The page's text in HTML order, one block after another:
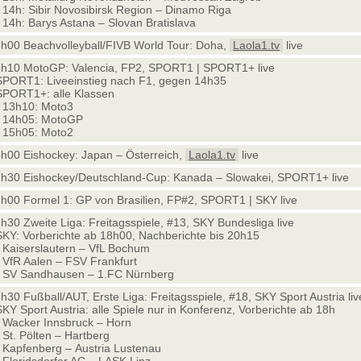
Sibir Novosibirsk Region – Dinamo Riga
Barys Astana – Slovan Bratislava
Beachvolleyball/FIVB World Tour: Doha,
Laola1.tv live
MotoGP: Valencia, FP2, SPORT1 | SPORT1+ live
Liveeinstieg nach F1, gegen 14h35
alle Klassen
Moto3
MotoGP
Moto2
Eishockey: Japan – Österreich,
Laola1.tv live
Eishockey/Deutschland-Cup: Kanada – Slowakei, SPORT1+ live
Formel 1: GP von Brasilien, FP#2, SPORT1 | SKY live
Zweite Liga: Freitagsspiele, #13, SKY Bundesliga live
Vorberichte ab 18h00, Nachberichte bis 20h15
– VfL Bochum
Aalen – FSV Frankfurt
Sandhausen – 1.FC Nürnberg
Fußball/AUT, Erste Liga: Freitagsspiele, #18, SKY Sport Austria
Sport Austria: alle Spiele nur in Konferenz, Vorberichte ab 18h
Innsbruck – Horn
Pölten – Hartberg
– Austria Lustenau